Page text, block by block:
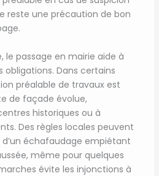
reste une précaution de bon
le passage en mairie aide à
Dans certains
préalable de travaux est
de façade évolue,
historiques ou à
Des règles locales peuvent
échafaudage empiétant
même pour quelques
évite les injonctions à